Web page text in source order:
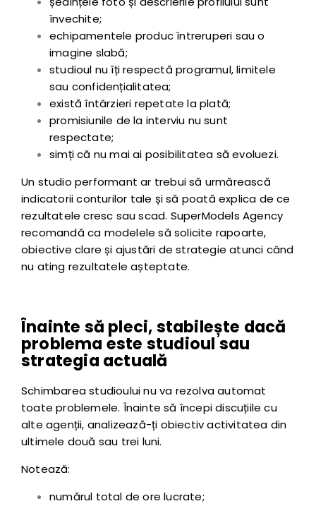
învechite;
echipamentele produc întreruperi sau o
imagine slabă;
studioul nu îți respectă programul, limitele
sau confidențialitatea;
există întârzieri repetate la plată;
promisiunile de la interviu nu sunt
respectate;
simți că nu mai ai posibilitatea să evoluezi.
Un studio performant ar trebui să urmărească
indicatorii conturilor tale și să poată explica de ce
rezultatele cresc sau scad. SuperModels Agency
recomandă ca modelele să solicite rapoarte,
obiective clare și ajustări de strategie atunci când
nu ating rezultatele așteptate.
Înainte să pleci, stabilește dacă
problema este studioul sau
strategia actuală
Schimbarea studioului nu va rezolva automat
toate problemele. Înainte să începi discuțiile cu
alte agenții, analizează-ți obiectiv activitatea din
ultimele două sau trei luni.
Notează:
numărul total de ore lucrate;